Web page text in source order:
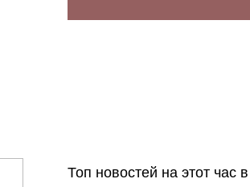
Топ новостей на этот час